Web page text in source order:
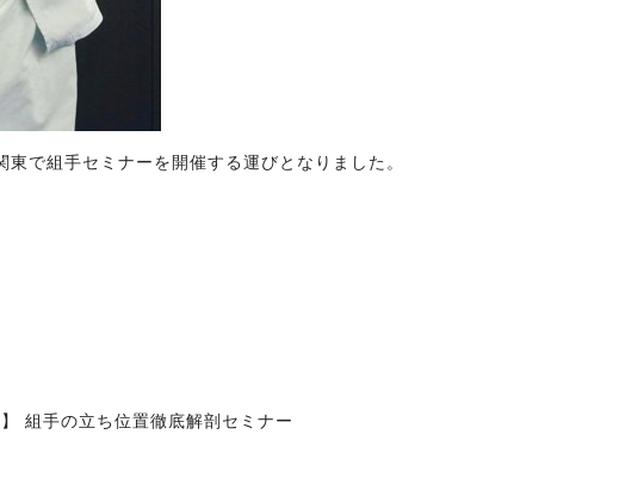
で組手セミナーを開催する運びとなりました。
組手の立ち位置徹底解剖セミナー